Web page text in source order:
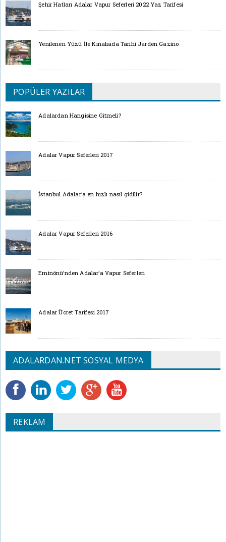
Şehir Hatları Adalar Vapur Seferleri 2022 Yaz Tarifesi
Yenilenen Yüzü İle Kınalıada Tarihi Jarden Gazino
POPÜLER YAZILAR
Adalardan Hangisine Gitmeli?
Adalar Vapur Seferleri 2017
İstanbul Adalar’a en hızlı nasıl gidilir?
Adalar Vapur Seferleri 2016
Eminönü’nden Adalar’a Vapur Seferleri
Adalar Ücret Tarifesi 2017
ADALARDAN.NET SOSYAL MEDYA
REKLAM